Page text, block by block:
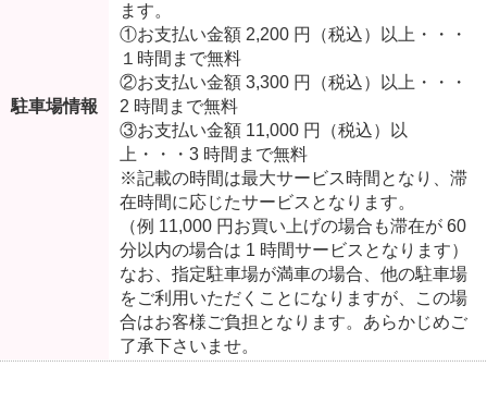
駐車場情報
ます。
①お支払い金額 2,200 円（税込）以上・・・
１時間まで無料
②お支払い金額 3,300 円（税込）以上・・・
2 時間まで無料
③お支払い金額 11,000 円（税込）以
上・・・3 時間まで無料
※記載の時間は最大サービス時間となり、滞
在時間に応じたサービスとなります。
（例 11,000 円お買い上げの場合も滞在が 60
分以内の場合は 1 時間サービスとなります）
なお、指定駐車場が満車の場合、他の駐車場
をご利用いただくことになりますが、この場
合はお客様ご負担となります。あらかじめご
了承下さいませ。